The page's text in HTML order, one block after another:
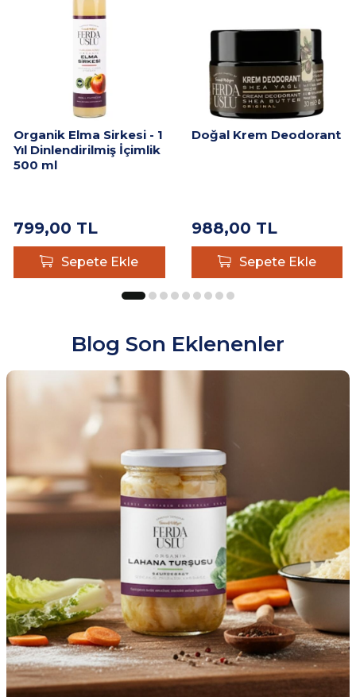
Organik Elma Sirkesi - 1
Yıl Dinlendirilmiş İçimlik
500 ml
799,00 TL
Sepete Ekle
Doğal Krem Deodorant
988,00 TL
Sepete Ekle
Blog Son Eklenenler